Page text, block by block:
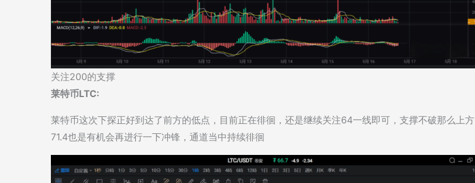
关注200的支撑
莱特币LTC:
莱特币这次下探正好到达了前方的低点，目前正在徘徊，还是继续关注64一线即可，支撑不破那么上方
71.4也是有机会再进行一下冲锋，通道当中持续徘徊